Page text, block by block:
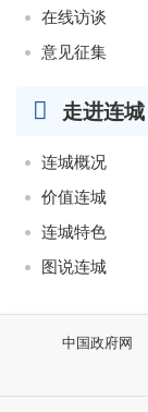
在线访谈
意见征集
走进连城
连城概况
价值连城
连城特色
图说连城
中国政府网